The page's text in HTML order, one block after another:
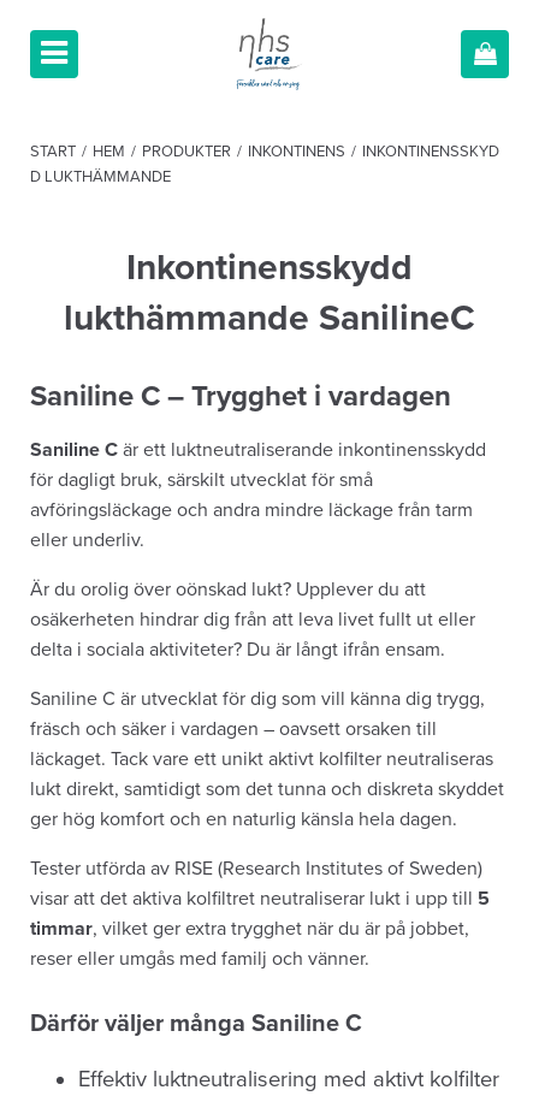
START / HEM / PRODUKTER / INKONTINENS / INKONTINENSSKYD
D LUKTHÄMMANDE
Inkontinensskydd
lukthämmande SanilineC
Saniline C – Trygghet i vardagen
Saniline C är ett luktneutraliserande inkontinensskydd
för dagligt bruk, särskilt utvecklat för små
avföringsläckage och andra mindre läckage från tarm
eller underliv.
Är du orolig över oönskad lukt? Upplever du att
osäkerheten hindrar dig från att leva livet fullt ut eller
delta i sociala aktiviteter? Du är långt ifrån ensam.
Saniline C är utvecklat för dig som vill känna dig trygg,
fräsch och säker i vardagen – oavsett orsaken till
läckaget. Tack vare ett unikt aktivt kolfilter neutraliseras
lukt direkt, samtidigt som det tunna och diskreta skyddet
ger hög komfort och en naturlig känsla hela dagen.
Tester utförda av RISE (Research Institutes of Sweden)
visar att det aktiva kolfiltret neutraliserar lukt i upp till 5
timmar, vilket ger extra trygghet när du är på jobbet,
reser eller umgås med familj och vänner.
Därför väljer många Saniline C
Effektiv luktneutralisering med aktivt kolfilter